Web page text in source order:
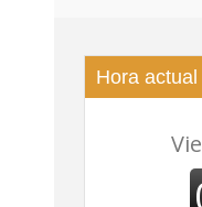
Hora actual